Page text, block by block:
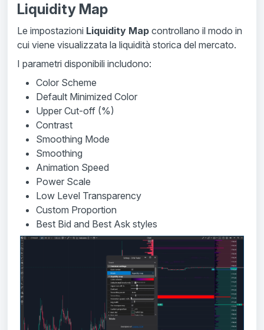
Liquidity Map
Le impostazioni Liquidity Map controllano il modo in
cui viene visualizzata la liquidità storica del mercato.
I parametri disponibili includono:
Color Scheme
Default Minimized Color
Upper Cut-off (%)
Contrast
Smoothing Mode
Smoothing
Animation Speed
Power Scale
Low Level Transparency
Custom Proportion
Best Bid and Best Ask styles